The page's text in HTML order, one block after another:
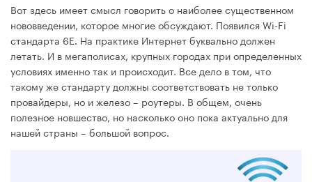
Вот здесь имеет смысл говорить о наиболее существенном
нововведении, которое многие обсуждают. Появился Wi-Fi
стандарта 6Е. На практике Интернет буквально должен
летать. И в мегаполисах, крупных городах при определенных
условиях именно так и происходит. Все дело в том, что
такому же стандарту должны соответствовать не только
провайдеры, но и железо – роутеры. В общем, очень
полезное новшество, но насколько оно пока актуально для
нашей страны – большой вопрос.